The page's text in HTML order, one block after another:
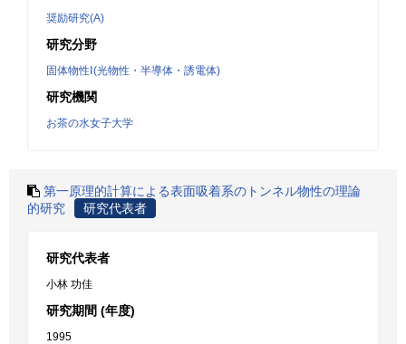
奨励研究(A)
研究分野
固体物性Ⅰ(光物性・半導体・誘電体)
研究機関
お茶の水女子大学
第一原理的計算による表面吸着系のトンネル物性の理論
的研究
研究代表者
研究代表者
小林 功佳
研究期間 (年度)
1995